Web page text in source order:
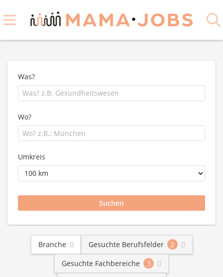
Was?
Wo?
Umkreis
Branche Gesuchte Berufsfelder
2
Gesuchte Fachbereiche
3